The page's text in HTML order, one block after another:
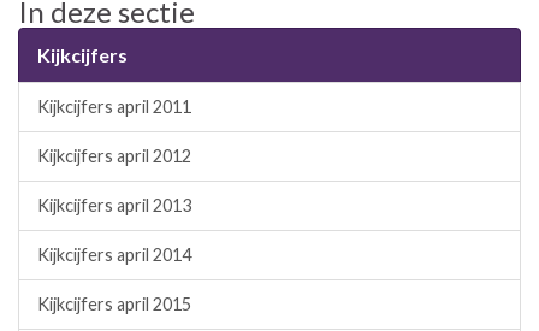
In deze sectie
Kijkcijfers
Kijkcijfers april 2011
Kijkcijfers april 2012
Kijkcijfers april 2013
Kijkcijfers april 2014
Kijkcijfers april 2015